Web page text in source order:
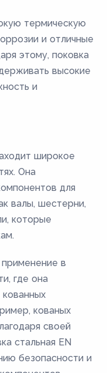
термическую
и отличные
этому, поковка
высокие
и
широкое
Она
для
валы, шестерни,
которые
применение в
где она
кованных
кованых
своей
стальная EN
безопасности и